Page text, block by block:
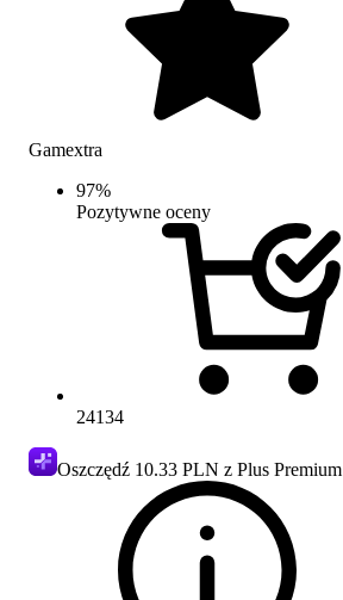
Gamextra
97%
Pozytywne oceny
24134
Oszczędź 10.33 PLN z Plus Premium